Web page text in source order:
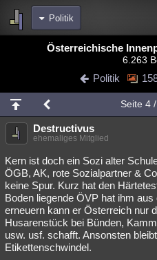
Politik
Chat Wiki Neuigkeiten
meine Rubriken
Menschen Wissenschaft
Spiritualität Verschwörungen
Natur Umfragen
weitere Rubriken
Philosophie Träume Orte
Astronomie Helpdesk
Österreichische
6.263
Politik
Seite 4/
Destructivus
ehemaliges Mitglied
Kern ist doch ein Sozi alter
ÖGB, AK, rote Sozialpartner &
keine Spur. Kurz hat den
Boden liegende ÖVP hat ihm
erneuern kann er Österreich nur
Husarenstück bei Bünden,
usw. usf. schafft. Ansonsten
Etikettenschwindel.